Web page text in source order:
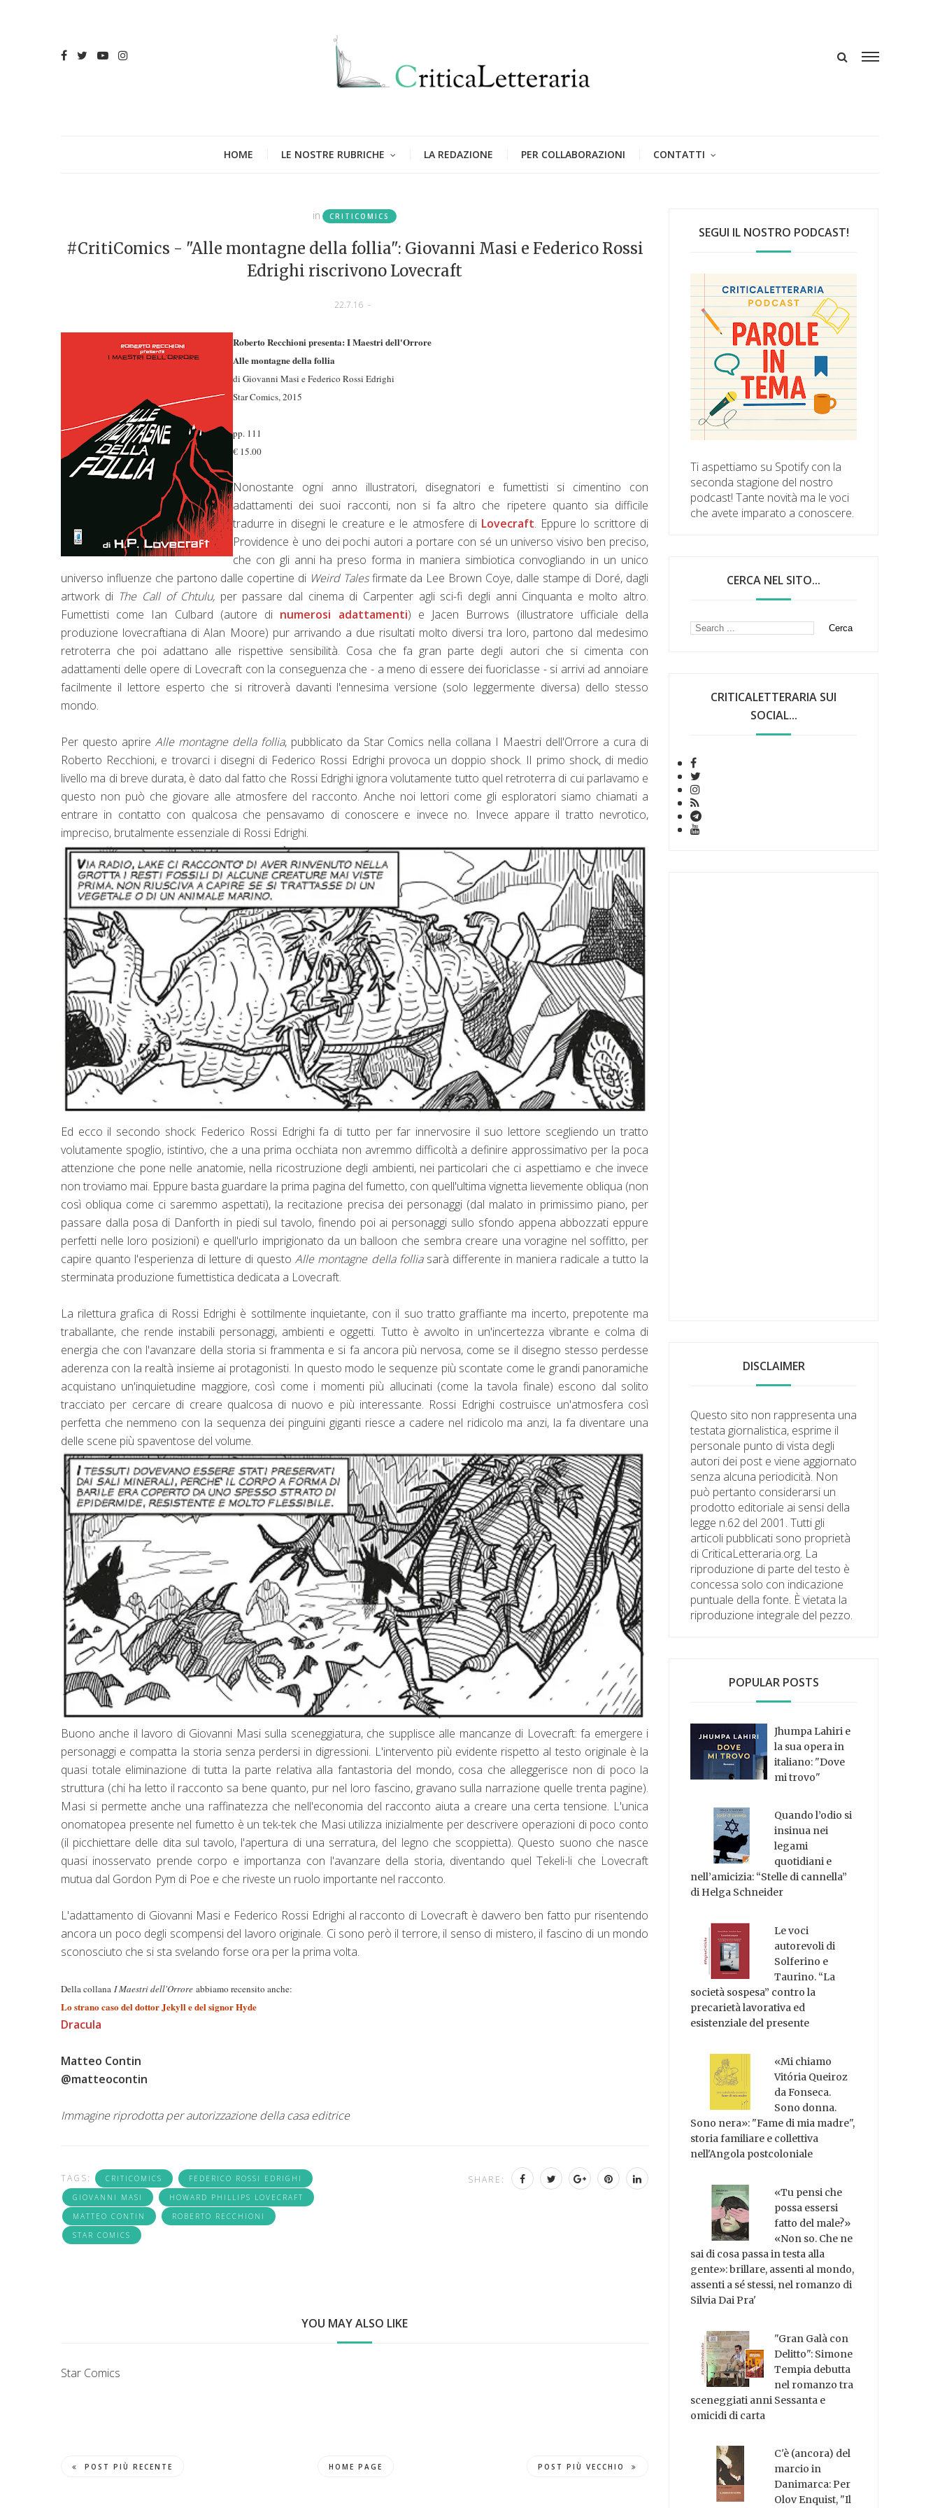
HOME LE NOSTRE RUBRICHE LA REDAZIONE PER COLLABORAZIONI CONTATTI
in CRITICOMICS
#CritiComics - "Alle montagne della follia": Giovanni Masi e Federico Rossi
Edrighi riscrivono Lovecraft
22.7.16 -
Roberto Recchioni presenta: I Maestri dell'Orrore
Alle montagne della follia
di Giovanni Masi e Federico Rossi Edrighi
Star Comics, 2015
pp. 111
€ 15.00
Nonostante ogni anno illustratori, disegnatori e fumettisti si cimentino con
adattamenti dei suoi racconti, non si fa altro che ripetere quanto sia difficile
tradurre in disegni le creature e le atmosfere di Lovecraft. Eppure lo scrittore di
Providence è uno dei pochi autori a portare con sé un universo visivo ben preciso,
che con gli anni ha preso forma in maniera simbiotica convogliando in un unico
universo influenze che partono dalle copertine di Weird Talesfirmate da Lee Brown Coye, dalle stampe di Doré, dagli
artwork di The Call of Chtulu, per passare dal cinema di Carpenter agli sci-fi degli anni Cinquanta e molto altro.
Fumettisti come Ian Culbard (autore di numerosi adattamenti) e Jacen Burrows (illustratore ufficiale della
produzione lovecraftiana di Alan Moore) pur arrivando a due risultati molto diversi tra loro, partono dal medesimo
retroterra che poi adattano alle rispettive sensibilità. Cosa che fa gran parte degli autori che si cimenta con
adattamenti delle opere di Lovecraft con la conseguenza che - a meno di essere dei fuoriclasse - si arrivi ad annoiare
facilmente il lettore esperto che si ritroverà davanti l'ennesima versione (solo leggermente diversa) dello stesso
mondo.
Per questo aprire Alle montagne della follia, pubblicato da Star Comics nella collana I Maestri dell'Orrore a cura di
Roberto Recchioni, e trovarci i disegni di Federico Rossi Edrighi provoca un doppio shock. Il primo shock, di medio
livello ma di breve durata, è dato dal fatto che Rossi Edrighi ignora volutamente tutto quel retroterra di cui parlavamo e
questo non può che giovare alle atmosfere del racconto. Anche noi lettori come gli esploratori siamo chiamati a
entrare in contatto con qualcosa che pensavamo di conoscere e invece no. Invece appare il tratto nevrotico,
impreciso, brutalmente essenziale di Rossi Edrighi.
Ed ecco il secondo shock: Federico Rossi Edrighi fa di tutto per far innervosire il suo lettore scegliendo un tratto
volutamente spoglio, istintivo, che a una prima occhiata non avremmo difficoltà a definire approssimativo per la poca
attenzione che pone nelle anatomie, nella ricostruzione degli ambienti, nei particolari che ci aspettiamo e che invece
non troviamo mai. Eppure basta guardare la prima pagina del fumetto, con quell'ultima vignetta lievemente obliqua (non
così obliqua come ci saremmo aspettati), la recitazione precisa dei personaggi (dal malato in primissimo piano, per
passare dalla posa di Danforth in piedi sul tavolo, finendo poi ai personaggi sullo sfondo appena abbozzati eppure
perfetti nelle loro posizioni) e quell'urlo imprigionato da un balloon che sembra creare una voragine nel soffitto, per
capire quanto l'esperienza di letture di questoAlle montagne della folliasarà differente in maniera radicale a tutto la
sterminata produzione fumettistica dedicata a Lovecraft.
La rilettura grafica di Rossi Edrighi è sottilmente inquietante, con il suo tratto graffiante ma incerto, prepotente ma
traballante, che rende instabili personaggi, ambienti e oggetti. Tutto è avvolto in un'incertezza vibrante e colma di
energia che con l'avanzare della storia si frammenta e si fa ancora più nervosa, come se il disegno stesso perdesse
aderenza con la realtà insieme ai protagonisti. In questo modo le sequenze più scontate come le grandi panoramiche
acquistano un'inquietudine maggiore, così come i momenti più allucinati (come la tavola finale) escono dal solito
tracciato per cercare di creare qualcosa di nuovo e più interessante. Rossi Edrighi costruisce un'atmosfera così
perfetta che nemmeno con la sequenza dei pinguini giganti riesce a cadere nel ridicolo ma anzi, la fa diventare una
delle scene più spaventose del volume.
Buono anche il lavoro di Giovanni Masi sulla sceneggiatura, che supplisce alle mancanze di Lovecraft: fa emergere i
personaggi e compatta la storia senza perdersi in digressioni. L'intervento più evidente rispetto al testo originale è la
quasi totale eliminazione di tutta la parte relativa alla fantastoria del mondo, cosa che alleggerisce non di poco la
struttura (chi ha letto il racconto sa bene quanto, pur nel loro fascino, gravano sulla narrazione quelle trenta pagine).
Masi si permette anche una raffinatezza che nell'economia del racconto aiuta a creare una certa tensione. L'unica
onomatopea presente nel fumetto è un tek-tek che Masi utilizza inizialmente per descrivere operazioni di poco conto
(il picchiettare delle dita sul tavolo, l'apertura di una serratura, del legno che scoppietta). Questo suono che nasce
quasi inosservato prende corpo e importanza con l'avanzare della storia, diventando quel Tekeli-li che Lovecraft
mutua dal Gordon Pym di Poe e che riveste un ruolo importante nel racconto.
L'adattamento di Giovanni Masi e Federico Rossi Edrighi al racconto di Lovecraft è davvero ben fatto pur risentendo
ancora un poco degli scompensi del lavoro originale. Ci sono però il terrore, il senso di mistero, il fascino di un mondo
sconosciuto che si sta svelando forse ora per la prima volta.
Della collana I Maestri dell'Orrore abbiamo recensito anche:
Lo strano caso del dottor Jekyll e del signor Hyde
Dracula
Matteo Contin
@matteocontin
Immagine riprodotta per autorizzazione della casa editrice
TAGS: CRITICOMICS
FEDERICO ROSSI EDRIGHI
GIOVANNI MASI
HOWARD PHILLIPS LOVECRAFT
MATTEO CONTIN
ROBERTO RECCHIONI
STAR COMICS
SHARE:
YOU MAY ALSO LIKE
Star Comics
POST PIÙ RECENTE HOME PAGE POST PIÙ VECCHIO
SEGUI IL NOSTRO PODCAST!
Ti aspettiamo su Spotify con la
seconda stagione del nostro
podcast! Tante novità ma le voci
che avete imparato a conoscere.
CERCA NEL SITO...
CRITICALETTERARIA SUI
SOCIAL...
DISCLAIMER
Questo sito non rappresenta una
testata giornalistica, esprime il
personale punto di vista degli
autori dei post e viene aggiornato
senza alcuna periodicità. Non
può pertanto considerarsi un
prodotto editoriale ai sensi della
legge n.62 del 2001. Tutti gli
articoli pubblicati sono proprietà
di CriticaLetteraria.org. La
riproduzione di parte del testo è
concessa solo con indicazione
puntuale della fonte. È vietata la
riproduzione integrale del pezzo.
POPULAR POSTS
Jhumpa Lahiri e
la sua opera in
italiano: "Dove
mi trovo"
Quando l’odio si
insinua nei
legami
quotidiani e
nell’amicizia: “Stelle di cannella”
di Helga Schneider
Le voci
autorevoli di
Solferino e
Taurino. “La
società sospesa” contro la
precarietà lavorativa ed
esistenziale del presente
«Mi chiamo
Vitória Queiroz
da Fonseca.
Sono donna.
Sono nera»: "Fame di mia madre",
storia familiare e collettiva
nell'Angola postcoloniale
«Tu pensi che
possa essersi
fatto del male?»
«Non so. Che ne
sai di cosa passa in testa alla
gente»: brillare, assenti al mondo,
assenti a sé stessi, nel romanzo di
Silvia Dai Pra'
"Gran Galà con
Delitto": Simone
Tempia debutta
nel romanzo tra
sceneggiati anni Sessanta e
omicidi di carta
C'è (ancora) del
marcio in
Danimarca: Per
Olov Enquist, "Il